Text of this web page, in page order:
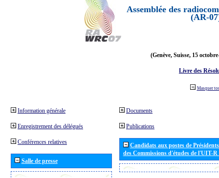
Assemblée des
(AR-
(Genève, Suisse, 15
Livre des
Masquer
Information générale
Enregistrement des délégués
Conférences relatives
Salle de presse
Documents
Publications
Candidats aux postes de
des Commissions d'études de l'UIT-